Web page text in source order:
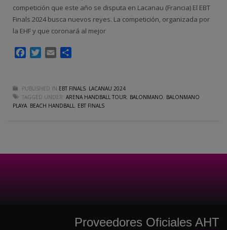
competición que este año se disputa en Lacanau (Francia) El EBT
Finals 2024 busca nuevos reyes. La competición, organizada por
la EHF y que coronará al mejor
FacebookTwitter
Email
PUBLISHED IN EBT FINALS, LACANAU 2024
TAGGED UNDER: ARENA HANDBALL TOUR, BALONMANO, BALONMANO
PLAYA, BEACH HANDBALL , EBT FINALS
Proveedores Oficiales AHT